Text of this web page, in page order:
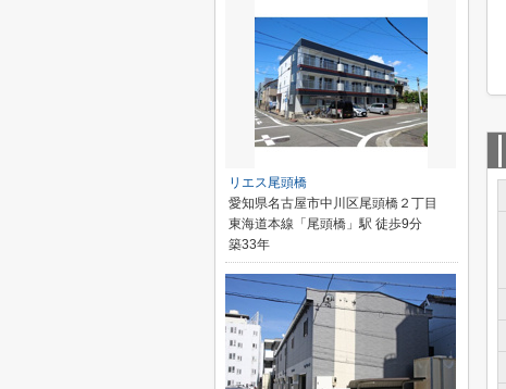
リエス尾頭橋
愛知県名古屋市中川区尾頭橋２丁目
東海道本線「尾頭橋」駅 徒歩9分
築33年